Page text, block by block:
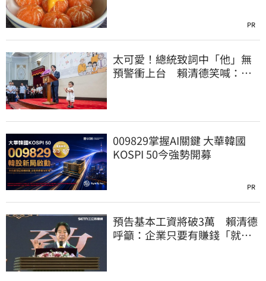
PR
太可愛！總統致詞中「他」無
預警衝上台 賴清德笑喊：卸
009829掌握AI關鍵 大華韓國
KOSPI 50今強勢開募
PR
預告基本工資將破3萬 賴清德
呼籲：企業只要有賺錢「就該